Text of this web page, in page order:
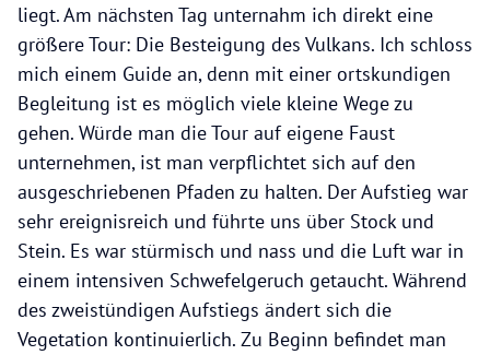
liegt. Am nächsten Tag unternahm ich direkt eine
größere Tour: Die Besteigung des Vulkans. Ich schloss
mich einem Guide an, denn mit einer ortskundigen
Begleitung ist es möglich viele kleine Wege zu
gehen. Würde man die Tour auf eigene Faust
unternehmen, ist man verpflichtet sich auf den
ausgeschriebenen Pfaden zu halten. Der Aufstieg war
sehr ereignisreich und führte uns über Stock und
Stein. Es war stürmisch und nass und die Luft war in
einem intensiven Schwefelgeruch getaucht. Während
des zweistündigen Aufstiegs ändert sich die
Vegetation kontinuierlich. Zu Beginn befindet man